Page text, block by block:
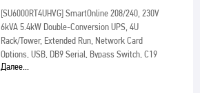
[SU6000RT4UHVG]SmartOnline 208/240, 230V
6kVA 5.4kW Double-Conversion UPS, 4U
Rack/Tower, Extended Run, Network Card
Options, USB, DB9 Serial, Bypass Switch, C19
Далее...